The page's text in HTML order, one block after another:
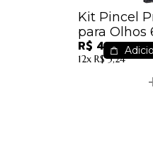
Kit Pincel
para Olhos
WB300
R$ 46,40
12x R$ 5,24